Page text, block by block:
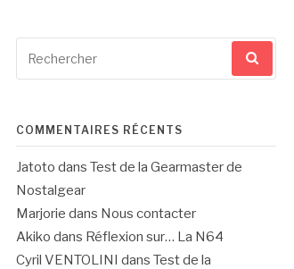
pour
COMMENTAIRES RÉCENTS
Jatoto dans Test de la Gearmaster de
Nostalgear
Marjorie dans Nous contacter
Akiko dans Réflexion sur… La N64
Cyril VENTOLINI dans Test de la